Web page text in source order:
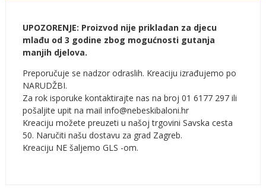
UPOZORENJE: Proizvod nije prikladan za djecu
mlađu od 3 godine zbog mogućnosti gutanja
manjih djelova.
Preporučuje se nadzor odraslih. Kreaciju izrađujemo po
NARUDŽBI.
Za rok isporuke kontaktirajte nas na broj 01 6177 297 ili
pošaljite upit na mail info@nebeskibaloni.hr
Kreaciju možete preuzeti u našoj trgovini Savska cesta
50. Naručiti našu dostavu za grad Zagreb.
Kreaciju NE šaljemo GLS -om.